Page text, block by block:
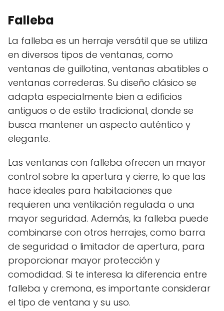
Falleba
La falleba es un herraje versátil que se utiliza
en diversos tipos de ventanas, como
ventanas de guillotina, ventanas abatibles o
ventanas correderas. Su diseño clásico se
adapta especialmente bien a edificios
antiguos o de estilo tradicional, donde se
busca mantener un aspecto auténtico y
elegante.
Las ventanas con falleba ofrecen un mayor
control sobre la apertura y cierre, lo que las
hace ideales para habitaciones que
requieren una ventilación regulada o una
mayor seguridad. Además, la falleba puede
combinarse con otros herrajes, como barra
de seguridad o limitador de apertura, para
proporcionar mayor protección y
comodidad. Si te interesa la diferencia entre
falleba y cremona, es importante considerar
el tipo de ventana y su uso.